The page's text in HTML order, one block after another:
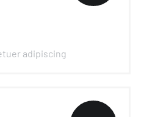
adipiscing